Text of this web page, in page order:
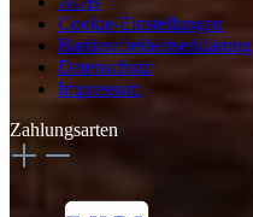
Cookie-Einstellungen
Barrierefreiheitserklärung
Datenschutz
Impressum
Zahlungsarten